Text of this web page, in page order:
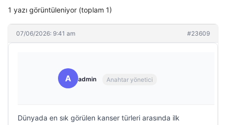
1 yazı görüntüleniyor (toplam 1)
07/06/2026: 9:41 am #23609
A admin Anahtar yönetici
Dünyada en sık görülen kanser türleri arasında ilk